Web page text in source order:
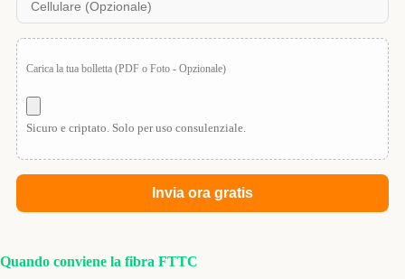
Carica la tua bolletta (PDF o Foto - Opzionale)
Sicuro e criptato. Solo per uso consulenziale.
Quando conviene la fibra FTTC